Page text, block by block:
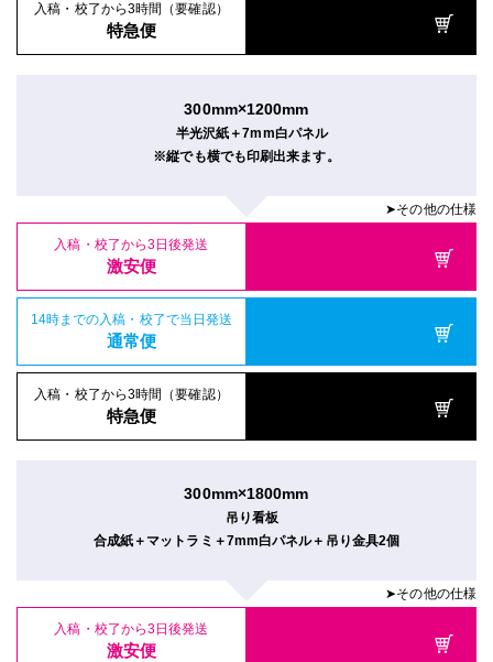
入稿・校了から3時間（要確認）
特急便
300mm×1200mm
半光沢紙＋7mm白パネル
※縦でも横でも印刷出来ます。
➤その他の仕様
入稿・校了から3日後発送
激安便
14時までの入稿・校了で当日発送
通常便
入稿・校了から3時間（要確認）
特急便
300mm×1800mm
吊り看板
合成紙＋マットラミ＋7mm白パネル＋吊り金具2個
➤その他の仕様
入稿・校了から3日後発送
激安便